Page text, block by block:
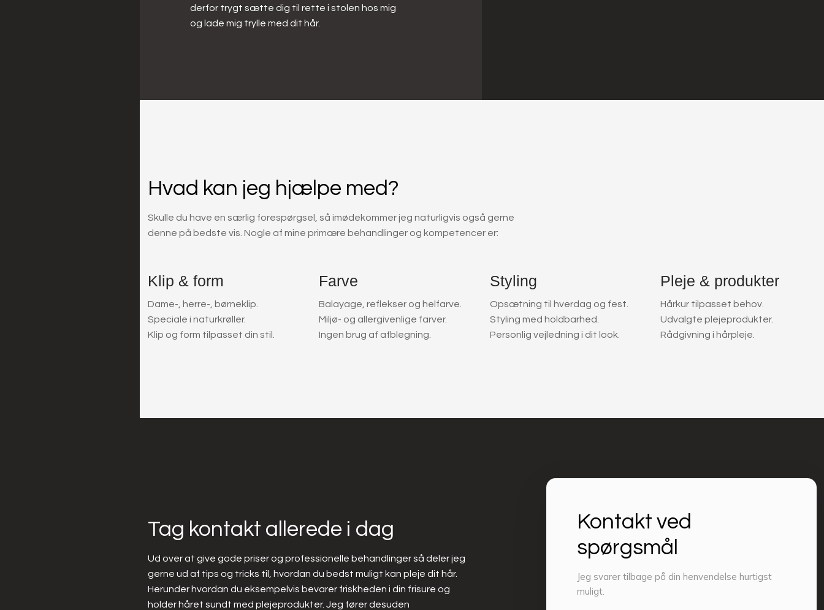
derfor trygt sætte dig til rette i stolen hos mig
og lade mig trylle med dit hår.
Hvad kan jeg hjælpe med?
Skulle du have en særlig forespørgsel, så imødekommer jeg naturligvis også gerne
denne på bedste vis. Nogle af mine primære behandlinger og kompetencer er:
Klip & form
​Dame-, herre-, børneklip.
​Speciale i naturkrøller.
​Klip og form tilpasset din stil.
Farve
Balayage, reflekser og helfarve.
​Miljø- og allergivenlige farver.
​Ingen brug af afblegning.
Styling
Opsætning til hverdag og fest.
Styling med holdbarhed.
Personlig vejledning i dit look.
Pleje & produkter
​Hårkur tilpasset behov.
​Udvalgte plejeprodukter.
​Rådgivning i hårpleje.
Tag kontakt allerede i dag​
Ud over at give gode priser og professionelle behandlinger så deler jeg
gerne ud af tips og tricks til, hvordan du bedst muligt kan pleje dit hår.
Herunder hvordan du eksempelvis bevarer friskheden i din frisure og
holder håret sundt med plejeprodukter. Jeg fører desuden
Kontakt ved
spørgsmål​​
Jeg svarer tilbage på din henvendelse hurtigst
muligt.